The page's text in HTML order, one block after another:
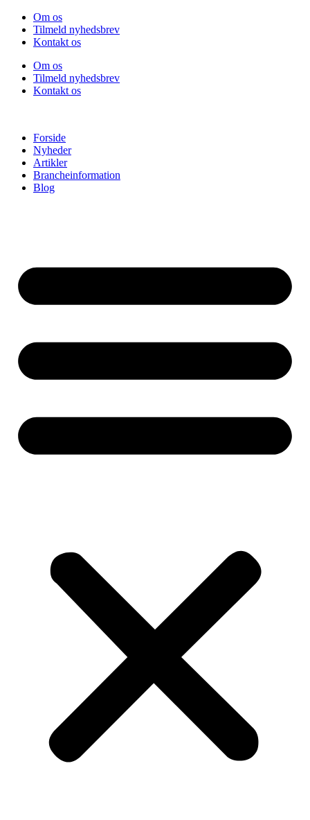
Videre
indhold
Om os
Tilmeld nyhedsbrev
Kontakt os
Om os
Tilmeld nyhedsbrev
Kontakt os
Forside
Nyheder
Artikler
Brancheinformation
Blog